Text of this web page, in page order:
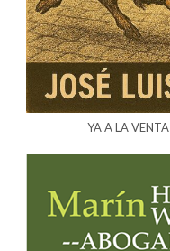
YA A LA VENTA